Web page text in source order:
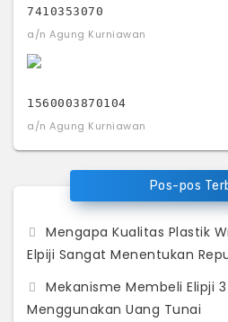
7410353070
a/n Agung Kurniawan
1560003870104
a/n Agung Kurniawan
Pos-pos
Mengapa Kualitas Plastik
Elpiji Sangat Menentukan
Mekanisme Membeli Elipji
Menggunakan Uang Tunai